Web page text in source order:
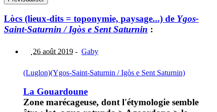
Lòcs (lieux-dits = toponymie, paysage...) de Ygos-
Saint-Saturnin / Igòs e Sent Saturnin :
26 août 2019 - Gaby
(Luglon)(Ygos-Saint-Saturnin / Igòs e Sent Saturnin)
La Gouardoune
Zone marécageuse, dont l'étymologie semble